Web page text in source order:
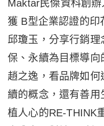
Maktar民傑資科創
獲 B型企業認證的印
邱瓊玉，分享行銷
保、永續為目標導向
趙之逸，看品牌如
續的概念，還有善
植人心的RE-THINK